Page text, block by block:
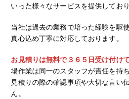
いった様々なサービスを提供しており
当社は過去の業務で培った経験を駆
真心込め丁寧に対応しております。
お見積りは無料で３６５日受け付けて
場作業は同一のスタッフが責任を持
見積りの際の確認事項や大切な言い
ん。